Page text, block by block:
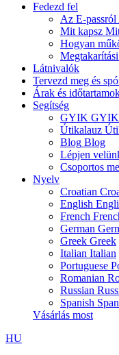
Fedezd fel
Az E-passról
Mit kapsz
Hogyan
Látnivalók
Tervezd meg és
Árak és
Segítség
GYIK GYIK
Útikalauz
Blog Blog
Lépjen
Csoportos
Nyelv
Croatian
English
French
German
Greek Greek
Italian Italian
Portuguese
Romanian
Russian
Spanish
Vásárlás most
HU